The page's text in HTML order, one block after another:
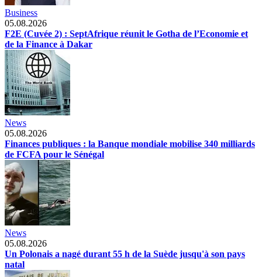
Business
05.08.2026
F2E (Cuvée 2) : SeptAfrique réunit le Gotha de l’Economie et
de la Finance à Dakar
News
05.08.2026
Finances publiques : la Banque mondiale mobilise 340 milliards
de FCFA pour le Sénégal
News
05.08.2026
Un Polonais a nagé durant 55 h de la Suède jusqu'à son pays
natal